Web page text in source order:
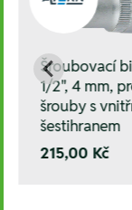
Šroubovací
1/2", 4 mm,
šrouby s
šestihranem
215,00 Kč